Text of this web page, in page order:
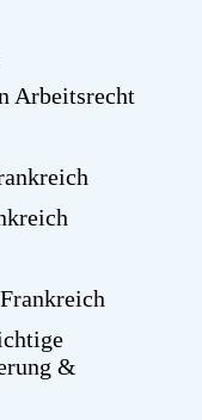
Arbeitsrecht
&